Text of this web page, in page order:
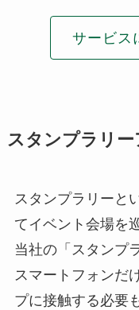
サービス
スタンプラリー
スタンプラリーと
てイベント会場を
当社の「スタンプ
スマートフォンだ
プに接触する必要